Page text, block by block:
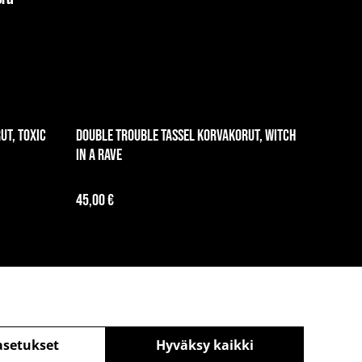
toxic
Double trouble tassel korvakorut, Witch
in a Rave
45,00 €
Hyväksy kaikki